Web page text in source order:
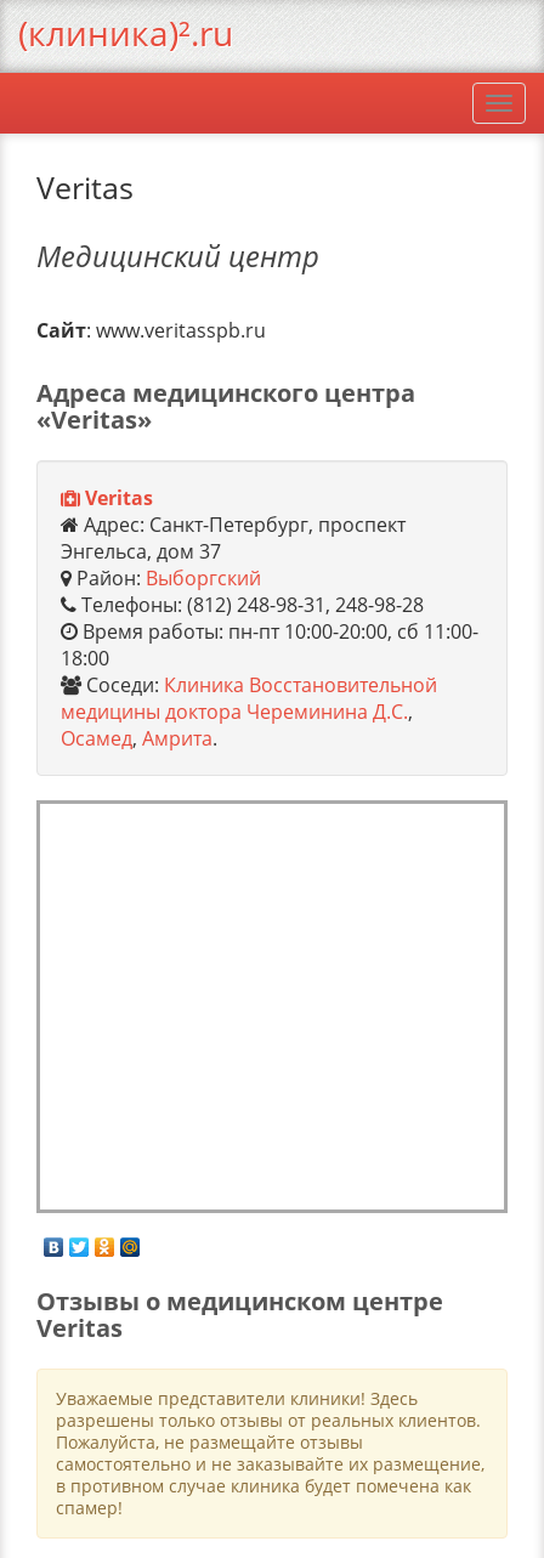
Veritas
Медицинский центр
Сайт: www.veritasspb.ru
Адреса медицинского центра
«Veritas»
Veritas
Адрес: Санкт-Петербург, проспект
Энгельса, дом 37
Район: Выборгский
Телефоны: (812) 248-98-31, 248-98-28
Время работы: пн-пт 10:00-20:00, сб 11:00-
18:00
Соседи: Клиника Восстановительной
медицины доктора Череминина Д.С.,
Осамед, Амрита.
Отзывы о медицинском центре
Veritas
Уважаемые представители клиники! Здесь
разрешены только отзывы от реальных клиентов.
Пожалуйста, не размещайте отзывы
самостоятельно и не заказывайте их размещение,
в противном случае клиника будет помечена как
спамер!
(клиника)².ru